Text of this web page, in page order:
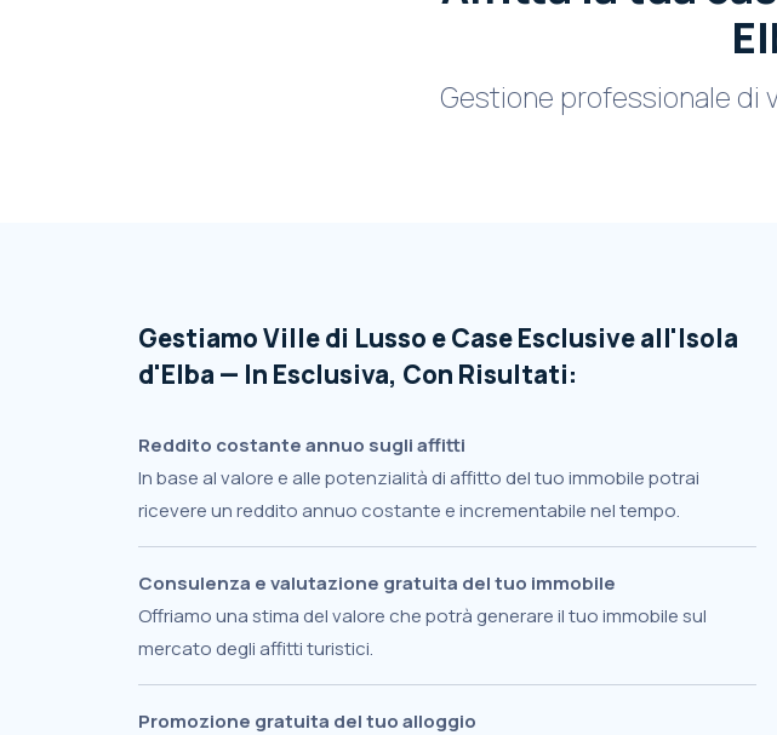
Gestione professionale di
Gestiamo Ville di Lusso e Case Esclusive all'Isola
d'Elba — In Esclusiva, Con Risultati:
Reddito costante annuo sugli affitti
In base al valore e alle potenzialità di affitto del tuo immobile potrai
ricevere un reddito annuo costante e incrementabile nel tempo.
Consulenza e valutazione gratuita del tuo immobile
Offriamo una stima del valore che potrà generare il tuo immobile sul
mercato degli affitti turistici.
Promozione gratuita del tuo alloggio